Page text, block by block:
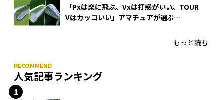
「Pxは楽に飛ぶ。Vxは打感がいい。TOUR
Vはカッコいい」アマチュアが選ぶ
もっと読む
人気記事ランキング